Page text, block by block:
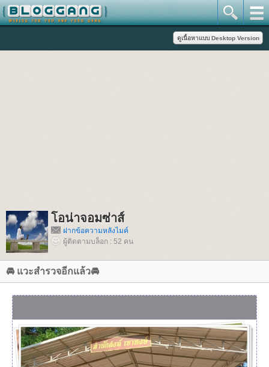
อน่าจอมซ่าส์
ฝากข้อความหลังไมค์
ผู้ติดตามบล็อก : 52 คน
🚘 แวะสำรวจอีกแล้ว🚘